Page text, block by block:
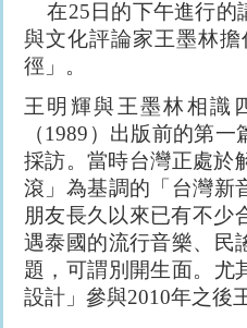
在25 日的下午進行
與文化評論家王墨林
徑」。
王明輝與王墨林相識
（ 1989 ）出版前的第一
採訪。當時台灣正處於
滾」為基調的「台灣新
朋友長久以來已有不少
遇泰國的流行音樂、民
題，可謂別開生面。尤
設計」參與2010年之後